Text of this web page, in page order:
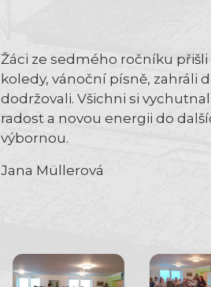
Žáci ze sedmého ročníku
koledy, vánoční písně, zahráli
dodržovali. Všichni si
radost a novou energii do
výbornou.
Jana Müllerová